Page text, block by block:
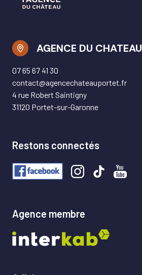
AGENCE DU CHATEAU
07 65 67 41 30
contact@agencechateauportet.fr
4 rue Robert Saintigny
31120 Portet-sur-Garonne
Restons connectés
Agence membre